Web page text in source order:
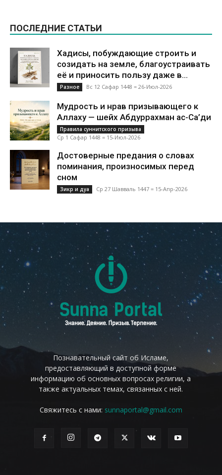
ПОСЛЕДНИЕ СТАТЬИ
Хадисы, побуждающие строить и
созидать на земле, благоустраивать
её и приносить пользу даже в...
Разное Вс 12 Сафар 1448 = 26-Июл-2026
Мудрость и нрав призывающего к
Аллаху — шейх Абдуррахман ас-Са’ди
Правила суннитского призыва
Ср 1 Сафар 1448 = 15-Июл-2026
Достоверные предания о словах
поминания, произносимых перед
сном
Зикр и дуа Ср 27 Шавваль 1447 = 15-Апр-2026
Познавательный сайт об Исламе,
предоставляющий в доступной форме
информацию об основных вопросах религии, а
также актуальных темах, связанных с ней.
Свяжитесь с нами: sunnaportal@gmail.com